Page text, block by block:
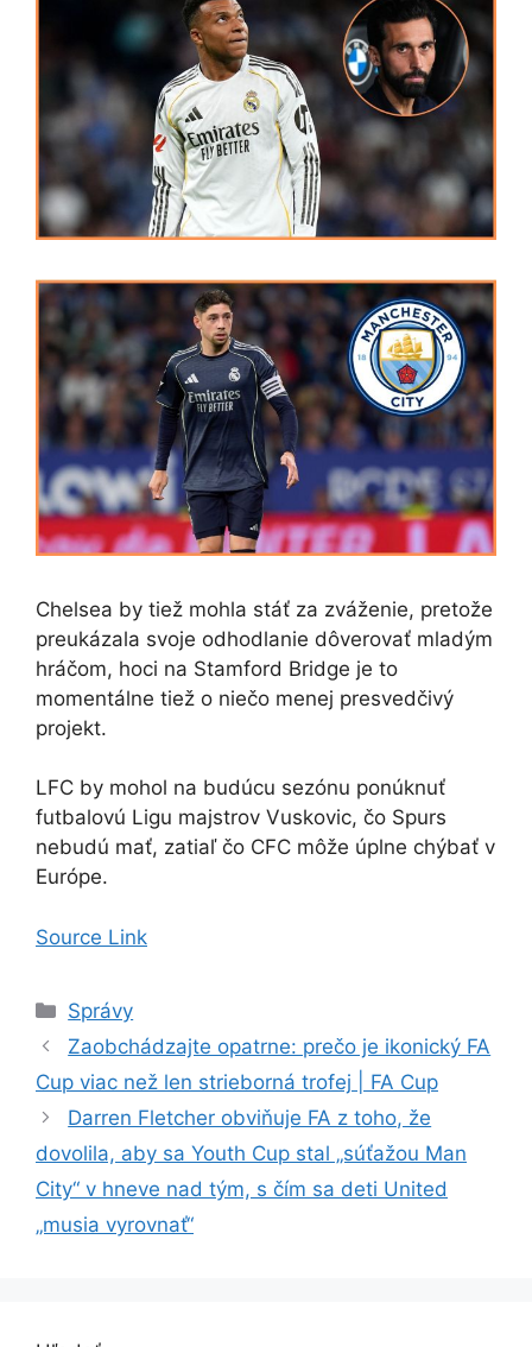
Chelsea by tiež mohla stáť za zváženie, pretože
preukázala svoje odhodlanie dôverovať mladým
hráčom, hoci na Stamford Bridge je to
momentálne tiež o niečo menej presvedčivý
projekt.
LFC by mohol na budúcu sezónu ponúknuť
futbalovú Ligu majstrov Vuskovic, čo Spurs
nebudú mať, zatiaľ čo CFC môže úplne chýbať v
Európe.
Source Link
Kategórie
Správy
Zaobchádzajte opatrne: prečo je ikonický FA
Cup viac než len strieborná trofej | FA Cup
Darren Fletcher obviňuje FA z toho, že
dovolila, aby sa Youth Cup stal „súťažou Man
City“ v hneve nad tým, s čím sa deti United
„musia vyrovnať“